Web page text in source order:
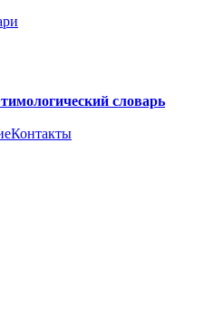
словарь
Контакты